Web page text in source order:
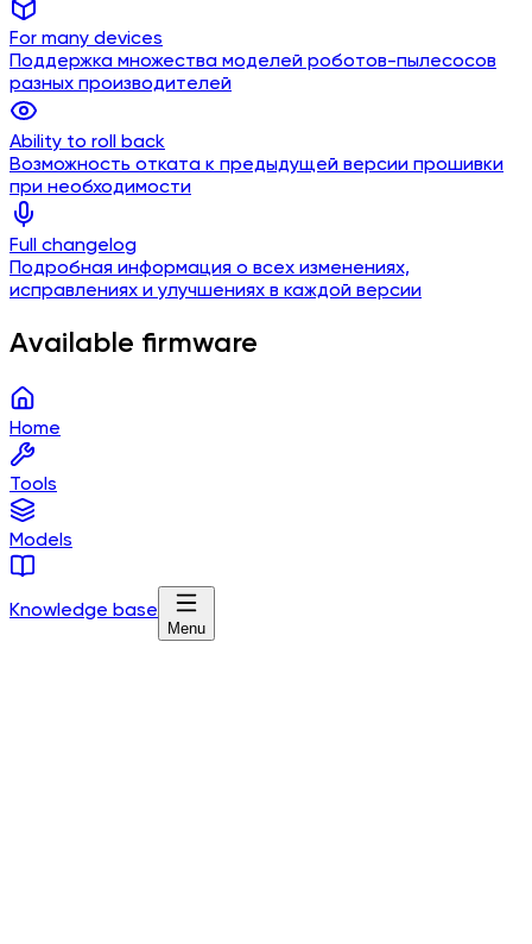
For many devices
Поддержка множества моделей роботов-пылесосов
разных производителей
Ability to roll back
Возможность отката к предыдущей версии прошивки
при необходимости
Full changelog
Подробная информация о всех изменениях,
исправлениях и улучшениях в каждой версии
Available firmware
Home
Tools
Models
Knowledge base
Menu